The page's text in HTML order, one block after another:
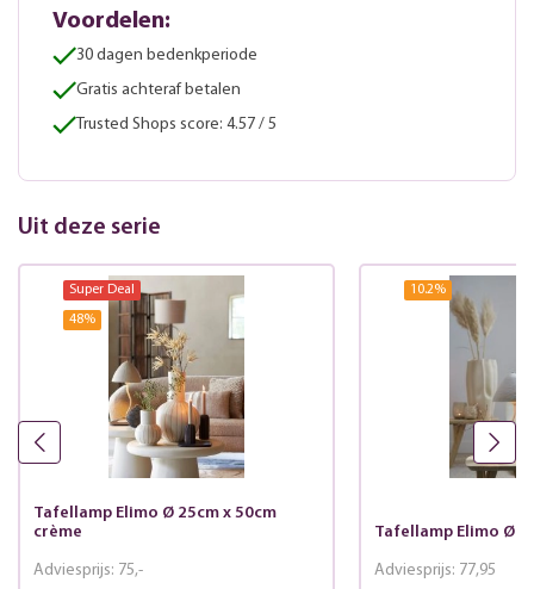
Voordelen:
30 dagen bedenkperiode
Gratis achteraf betalen
Trusted Shops score: 4.57 / 5
Uit deze serie
Super Deal
48%
Tafellamp Elimo Ø 25cm x 50cm
crème
Adviesprijs: 75,-
10.2%
Tafellamp Elimo Ø
Adviesprijs: 77,95